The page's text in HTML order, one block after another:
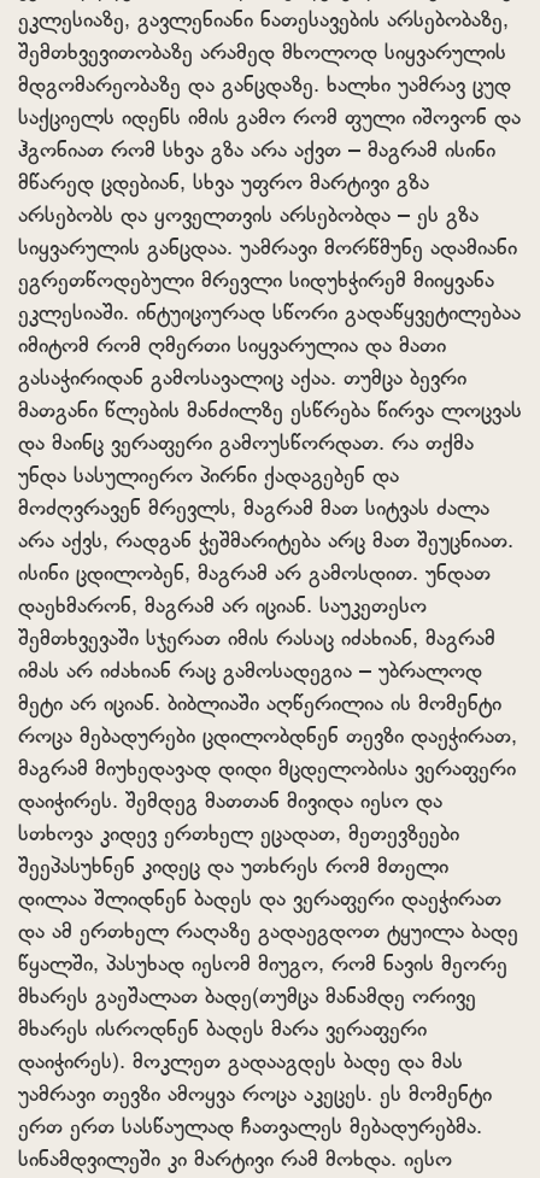
ეკლესიაზე, გავლენიანი ნათესავების არსებობაზე,
შემთხვევითობაზე არამედ მხოლოდ სიყვარულის
მდგომარეობაზე და განცდაზე. ხალხი უამრავ ცუდ
საქციელს იდენს იმის გამო რომ ფული იშოვონ და
ჰგონიათ რომ სხვა გზა არა აქვთ – მაგრამ ისინი
მწარედ ცდებიან, სხვა უფრო მარტივი გზა
არსებობს და ყოველთვის არსებობდა – ეს გზა
სიყვარულის განცდაა. უამრავი მორწმუნე ადამიანი
ეგრეთწოდებული მრევლი სიდუხჭირემ მიიყვანა
ეკლესიაში. ინტუიციურად სწორი გადაწყვეტილებაა
იმიტომ რომ ღმერთი სიყვარულია და მათი
გასაჭირიდან გამოსავალიც აქაა. თუმცა ბევრი
მათგანი წლების მანძილზე ესწრება წირვა ლოცვას
და მაინც ვერაფერი გამოუსწორდათ. რა თქმა
უნდა სასულიერო პირნი ქადაგებენ და
მოძღვრავენ მრევლს, მაგრამ მათ სიტვას ძალა
არა აქვს, რადგან ჭეშმარიტება არც მათ შეუცნიათ.
ისინი ცდილობენ, მაგრამ არ გამოსდით. უნდათ
დაეხმარონ, მაგრამ არ იციან. საუკეთესო
შემთხვევაში სჯერათ იმის რასაც იძახიან, მაგრამ
იმას არ იძახიან რაც გამოსადეგია – უბრალოდ
მეტი არ იციან. ბიბლიაში აღწერილია ის მომენტი
როცა მებადურები ცდილობდნენ თევზი დაეჭირათ,
მაგრამ მიუხედავად დიდი მცდელობისა ვერაფერი
დაიჭირეს. შემდეგ მათთან მივიდა იესო და
სთხოვა კიდევ ერთხელ ეცადათ, მეთევზეები
შეეპასუხნენ კიდეც და უთხრეს რომ მთელი
დილაა შლიდნენ ბადეს და ვერაფერი დაეჭირათ
და ამ ერთხელ რაღაზე გადაეგდოთ ტყუილა ბადე
წყალში, პასუხად იესომ მიუგო, რომ ნავის მეორე
მხარეს გაეშალათ ბადე(თუმცა მანამდე ორივე
მხარეს ისროდნენ ბადეს მარა ვერაფერი
დაიჭირეს). მოკლეთ გადააგდეს ბადე და მას
უამრავი თევზი ამოყვა როცა აკეცეს. ეს მომენტი
ერთ ერთ სასწაულად ჩათვალეს მებადურებმა.
სინამდვილეში კი მარტივი რამ მოხდა. იესო